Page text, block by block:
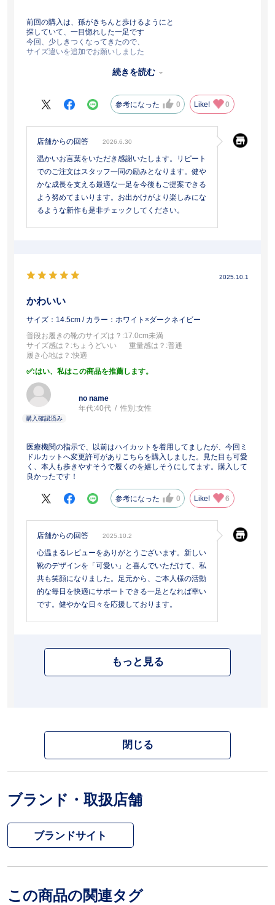
前回の購入は、孫がきちんと歩けるようにと
探していて、一目惚れした一足です
今回、少しきつくなってきたので、
サイズ違いを追加でお願いしました
親である娘からも、足首がきちんと固定されて
続きを読む
参考になった 0 Like! 0
店舗からの回答 2026.6.30
温かいお言葉をいただき感謝いたします。リピート
でのご注文はスタッフ一同の励みとなります。健や
かな成長を支える最適な一足を今後もご提案できる
よう努めてまいります。お出かけがより楽しみにな
るような新作も是非チェックしてください。
2025.10.1
かわいい
サイズ：14.5cm / カラー：ホワイト×ダークネイビー
普段お履きの靴のサイズは？ :17.0cm未満
サイズ感は？ :ちょうどいい 重量感は？ :普通
履き心地は？ :快適
:はい、私はこの商品を推薦します。
no name
年代:40代 性別:女性
医療機関の指示で、以前はハイカットを着用してましたが、今回ミ
ドルカットへ変更許可がありこちらを購入しました。見た目も可愛
く、本人も歩きやすそうで履くのを嬉しそうにしてます。購入して
良かったです！
参考になった 0 Like! 6
店舗からの回答 2025.10.2
心温まるレビューをありがとうございます。新しい
靴のデザインを「可愛い」と喜んでいただけて、私
共も笑顔になりました。足元から、ご本人様の活動
的な毎日を快適にサポートできる一足となれば幸い
です。健やかな日々を応援しております。
もっと見る
閉じる
ブランド・取扱店舗
ブランドサイト
この商品の関連タグ